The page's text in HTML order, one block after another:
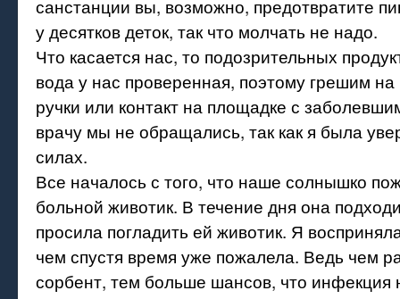
санстанции вы, возможно, предотвратите
у десятков деток, так что молчать не надо.
Что касается нас, то подозрительных
вода у нас проверенная, поэтому грешим
ручки или контакт на площадке с
врачу мы не обращались, так как я была
силах.
Все началось с того, что наше солнышко
больной животик. В течение дня она
просила погладить ей животик. Я
чем спустя время уже пожалела. Ведь чем
сорбент, тем больше шансов, что инфекция